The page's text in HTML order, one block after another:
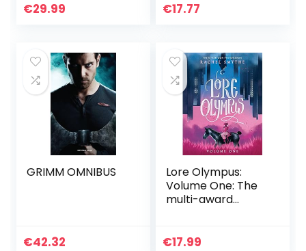
€29.99 €17.77
GRIMM OMNIBUS
€42.32
Lore Olympus:
Volume One: The
multi-award
Webtoon series
€17.99